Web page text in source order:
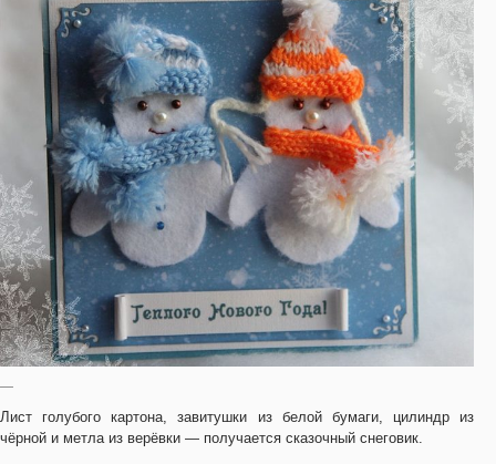
—
Лист голубого картона, завитушки из белой бумаги, цилиндр из
чёрной и метла из верёвки — получается сказочный снеговик.